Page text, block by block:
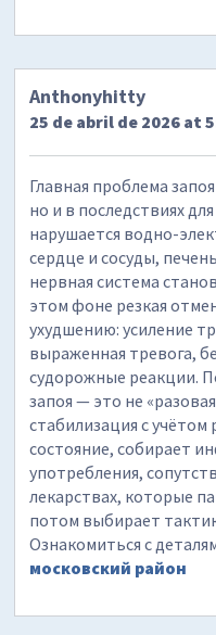
Anthonyhitty
25 de abril de 2026 at
Главная проблема
но и в последствиях
нарушается водно-
сердце и сосуды,
нервная система
этом фоне резкая
ухудшению: усиление
выраженная тревога,
судорожные реакции.
запоя — это не
стабилизация с
состояние, собирает
употребления,
лекарствах, которые
потом выбирает
Ознакомиться с
московский район